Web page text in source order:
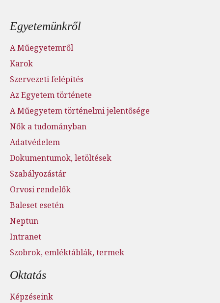
Lábléc menü
Egyetemünkről
A Műegyetemről
Karok
Szervezeti felépítés
Az Egyetem története
A Műegyetem történelmi jelentősége
Nők a tudományban
Adatvédelem
Dokumentumok, letöltések
Szabályozástár
Orvosi rendelők
Baleset esetén
Neptun
Intranet
Szobrok, emléktáblák, termek
Oktatás
Képzéseink